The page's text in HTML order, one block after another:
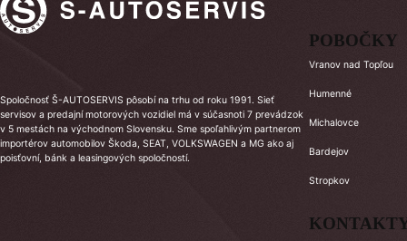
Spoločnosť Š-AUTOSERVIS pôsobí na trhu od roku 1991. Sieť
servisov a predajní motorových vozidiel má v súčasnoti 7 prevádzok
v 5 mestách na východnom Slovensku. Sme spoľahlivým partnerom
importérov automobilov Škoda, SEAT, VOLKSWAGEN a MG ako aj
poisťovní, bánk a leasingových spoločností.
POBOČKY
Vranov nad Topľou
Humenné
Michalovce
Bardejov
Stropkov